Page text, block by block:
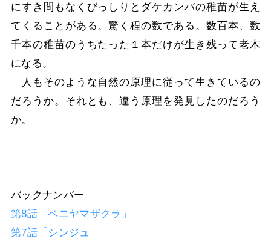
にすき間もなくびっしりとダケカンバの稚苗が生え
てくることがある。驚く程の数である。数百本、数
千本の稚苗のうちたった１本だけが生き残って老木
になる。
人もそのような自然の原理に従って生きているの
だろうか。それとも、違う原理を発見したのだろう
か。
バックナンバー
第8話「ベニヤマザクラ」
第7話「シンジュ」